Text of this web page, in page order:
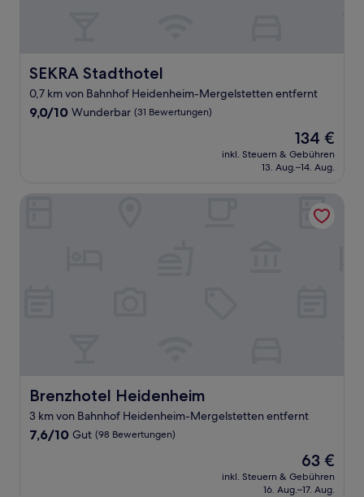
SEKRA Stadthotel
SEKRA Stadthotel
0,7 km von Bahnhof Heidenheim-Mergelstetten entfernt
9.0
9,0/10 Wunderbar (31 Bewertungen)
Der
Preis
beträgt
134 €
inkl. Steuern & Gebühren
13. Aug.–14. Aug.
Brenzhotel Heidenheim
Brenzhotel Heidenheim
3 km von Bahnhof Heidenheim-Mergelstetten entfernt
7.6
7,6/10 Gut (98 Bewertungen)
Der
Preis
beträgt
63 €
inkl. Steuern & Gebühren
16. Aug.–17. Aug.